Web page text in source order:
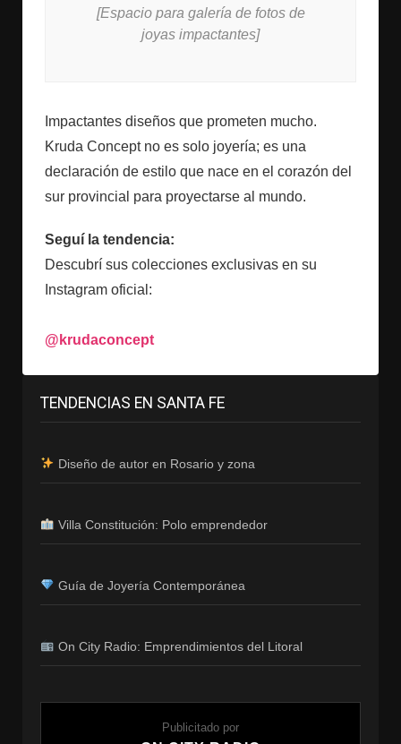
[Espacio para galería de fotos de
joyas impactantes]
Impactantes diseños que prometen mucho.
Kruda Concept no es solo joyería; es una
declaración de estilo que nace en el corazón del
sur provincial para proyectarse al mundo.
Seguí la tendencia:
Descubrí sus colecciones exclusivas en su
Instagram oficial:
@krudaconcept
TENDENCIAS EN SANTA FE
Diseño de autor en Rosario y zona
Villa Constitución: Polo emprendedor
Guía de Joyería Contemporánea
On City Radio: Emprendimientos del Litoral
Publicitado por